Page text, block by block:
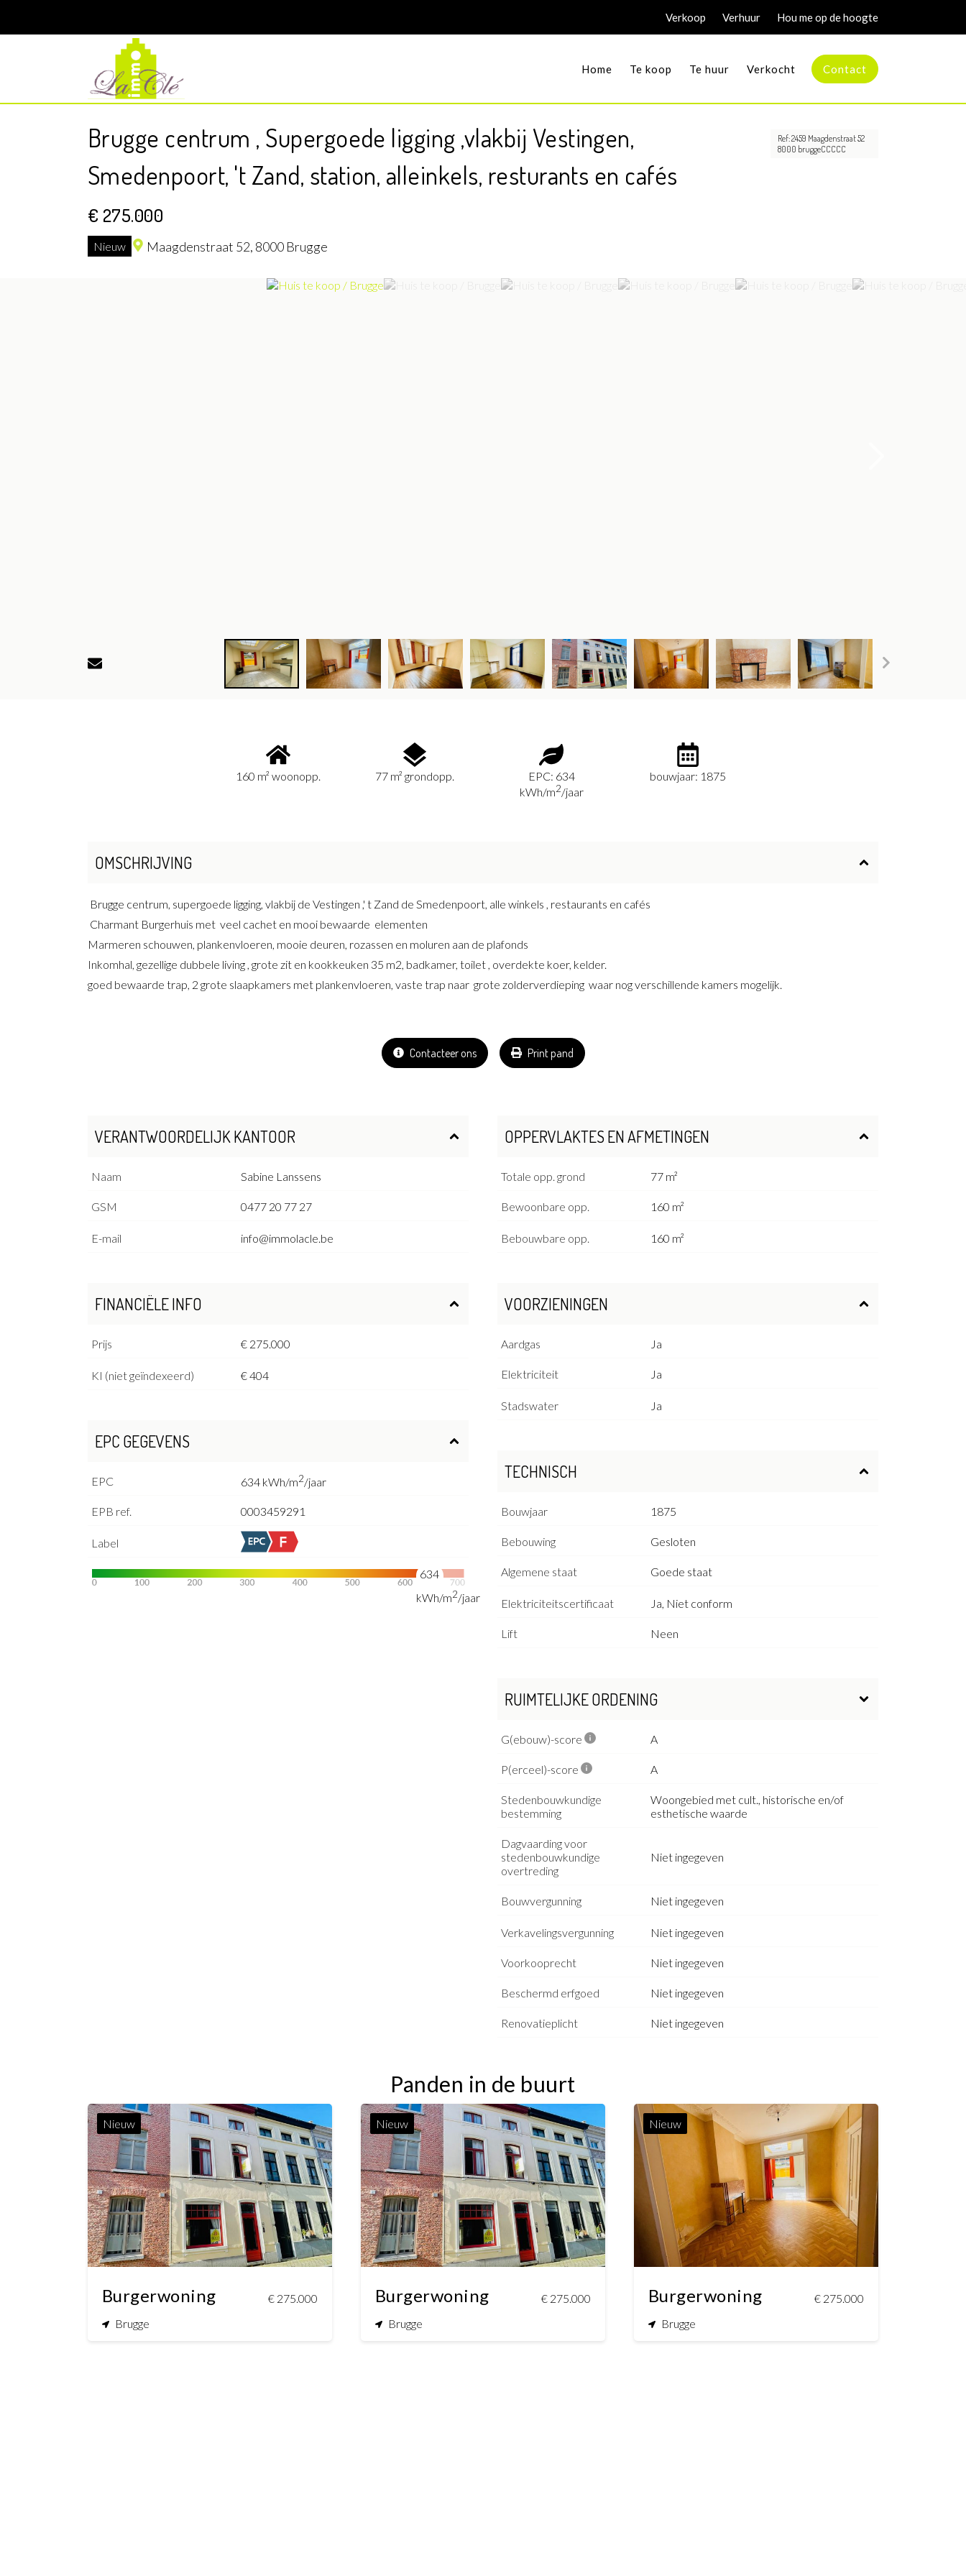
Verkoop Verhuur Hou me op de hoogte
Home Te koop Te huur Verkocht Contact
Brugge centrum , Supergoede ligging ,vlakbij Vestingen,
Smedenpoort, 't Zand, station, alleinkels, resturants en cafés
€ 275.000
Nieuw Maagdenstraat 52, 8000 Brugge
Ref: 2459 Maagdenstraat 52
8000 bruggeCCCCC
160 m² woonopp. 77 m² grondopp.
EPC: 634
kWh/m2/jaar
bouwjaar: 1875
OMSCHRIJVING
Brugge centrum, supergoede ligging, vlakbij de Vestingen ,' t Zand de Smedenpoort, alle winkels , restaurants en cafés
Charmant Burgerhuis met veel cachet en mooi bewaarde elementen
Marmeren schouwen, plankenvloeren, mooie deuren, rozassen en moluren aan de plafonds
Inkomhal, gezellige dubbele living , grote zit en kookkeuken 35 m2, badkamer, toilet , overdekte koer, kelder.
goed bewaarde trap, 2 grote slaapkamers met plankenvloeren, vaste trap naar grote zolderverdieping waar nog verschillende kamers mogelijk.
Contacteer ons Print pand
VERANTWOORDELIJK KANTOOR
Naam Sabine Lanssens
GSM 0477 20 77 27
E-mail info@immolacle.be
FINANCIËLE INFO
Prijs € 275.000
KI (niet geïndexeerd) € 404
EPC GEGEVENS
EPC 634 kWh/m2/jaar
EPB ref. 0003459291
Label
634
kWh/m2/jaar
OPPERVLAKTES EN AFMETINGEN
Totale opp. grond 77 m²
Bewoonbare opp. 160 m²
Bebouwbare opp. 160 m²
VOORZIENINGEN
Aardgas Ja
Elektriciteit Ja
Stadswater Ja
TECHNISCH
Bouwjaar 1875
Bebouwing Gesloten
Algemene staat Goede staat
Elektriciteitscertificaat Ja, Niet conform
Lift Neen
RUIMTELIJKE ORDENING
G(ebouw)-score A
P(erceel)-score A
Stedenbouwkundige
bestemming
Woongebied met cult., historische en/of
esthetische waarde
Dagvaarding voor
stedenbouwkundige
overtreding
Niet ingegeven
Bouwvergunning Niet ingegeven
Verkavelingsvergunning Niet ingegeven
Voorkooprecht Niet ingegeven
Beschermd erfgoed Niet ingegeven
Renovatieplicht Niet ingegeven
Panden in de buurt
Nieuw
77 m² 160 m²
Burgerwoning
€ 275.000
Brugge
Nieuw
77 m² 160 m²
Burgerwoning
€ 275.000
Brugge
Nieuw
77 m² 160 m²
Burgerwoning
€ 275.000
Brugge